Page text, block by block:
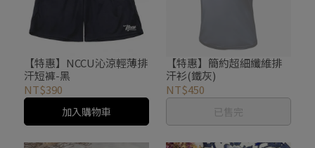
【特惠】NCCU沁涼輕薄排
汗短褲-黑
NT$390
加入購物車
【特惠】簡約超細纖維排
汗衫(鐵灰)
NT$450
已售完